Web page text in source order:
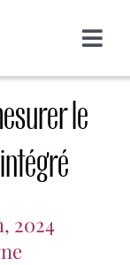
Toggle
le
2024